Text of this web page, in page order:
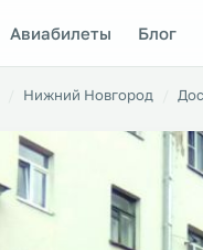
Авиабилеты Блог
Нижний Новгород